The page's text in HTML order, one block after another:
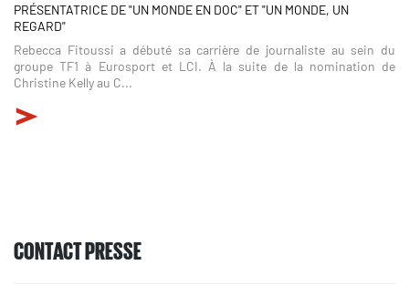
PRÉSENTATRICE DE "UN MONDE EN DOC" ET "UN MONDE, UN
REGARD"
Rebecca Fitoussi a débuté sa carrière de journaliste au sein du
groupe TF1 à Eurosport et LCI. À la suite de la nomination de
Christine Kelly au C...
CONTACT PRESSE